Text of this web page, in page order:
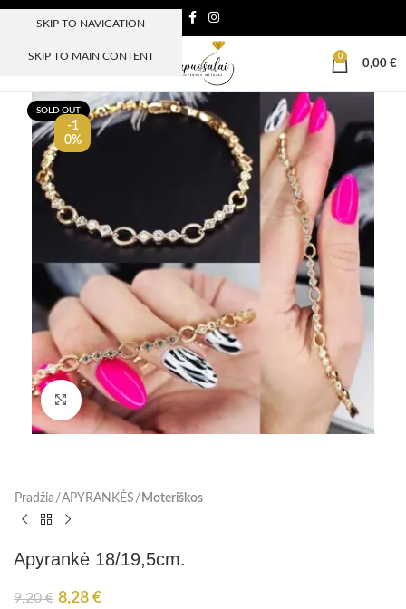
SKIP TO NAVIGATION
SKIP TO MAIN CONTENT
MENIU
0
0,00 €
-1
0%
SOLD OUT
Paspauskite, kad padidinti
Pradžia APYRANKĖS Moteriškos
Apyrankė 18/19,5cm.
9,20€ 8,28 €